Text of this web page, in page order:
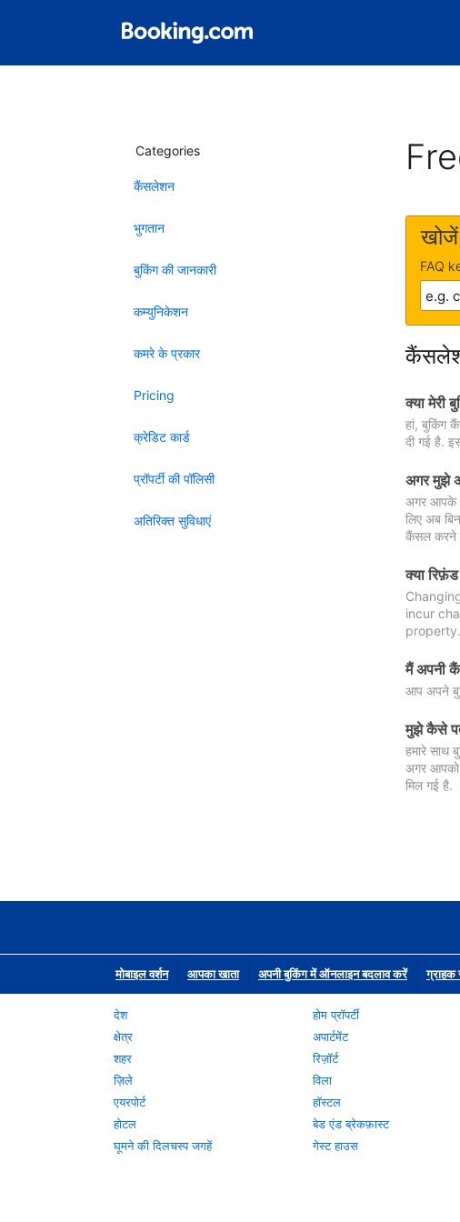
Categories
कैंसलेशन
भुगतान
बुकिंग की जानकारी
कम्युनिकेशन
कमरे के प्रकार
Pricing
क्रेडिट कार्ड
प्रॉपर्टी की पॉलिसी
अतिरिक्त सुविधाएं
खोजें
FAQ
क्या मेरी
हां, बुकिंग
दी गई है.
अगर मुझे
अगर आपके
लिए अब
कैंसल करने
क्या
incur
property.
मैं अपनी
आप अपने
मुझे कैसे
हमारे साथ
अगर आपको
मिल गई है.
मोबाइल वर्शन आपका खाता अपनी बुकिंग में ऑनलाइन बदलाव करें ग्राहक
देश
क्षेत्र
शहर
ज़िले
एयरपोर्ट
होटल
घूमने की दिलचस्प जगहें
होम प्रॉपर्टी
अपार्टमेंट
रिज़ॉर्ट
विला
हॉस्टल
बेड एंड ब्रेकफ़ास्ट
गेस्ट हाउस